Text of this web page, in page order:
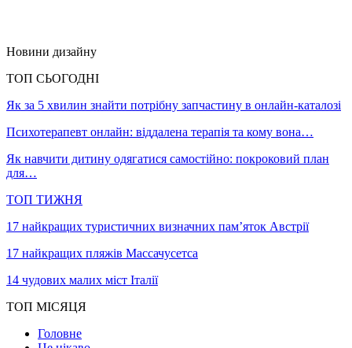
Новини дизайну
ТОП СЬОГОДНІ
Як за 5 хвилин знайти потрібну запчастину в онлайн-каталозі
Психотерапевт онлайн: віддалена терапія та кому вона…
Як навчити дитину одягатися самостійно: покроковий план
для…
ТОП ТИЖНЯ
17 найкращих туристичних визначних пам’яток Австрії
17 найкращих пляжів Массачусетса
14 чудових малих міст Італії
ТОП МІСЯЦЯ
Головне